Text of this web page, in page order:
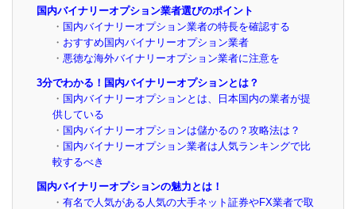
国内バイナリーオプション業者選びのポイント
国内バイナリーオプション業者の特長を確認する
おすすめ国内バイナリーオプション業者
悪徳な海外バイナリーオプション業者に注意を
3分でわかる！国内バイナリーオプションとは？
国内バイナリーオプションとは、日本国内の業者が提
供している
国内バイナリーオプションは儲かるの？攻略法は？
国内バイナリーオプション業者は人気ランキングで比
較するべき
国内バイナリーオプションの魅力とは！
有名で人気がある人気の大手ネット証券やFX業者で取